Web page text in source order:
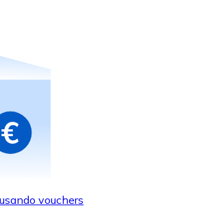
cartão
presente das suas marcas favoritas
de cartões-presente
vouchers